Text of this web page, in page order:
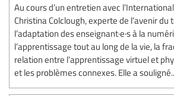
Au cours d’un entretien avec
Christina Colclough, experte de l’avenir du
l’adaptation des enseignant·e·s à la
l’apprentissage tout au long de la vie, la
relation entre l’apprentissage virtuel et
et les problèmes connexes. Elle a